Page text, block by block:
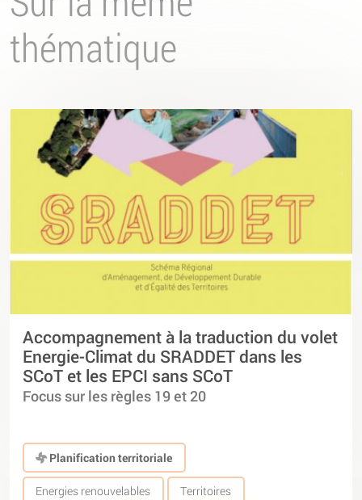
thématique
Accompagnement à la traduction du volet
Energie-Climat du SRADDET dans les
SCoT et les EPCI sans SCoT
Focus sur les règles 19 et 20
Planification territoriale
Energies renouvelables Territoires